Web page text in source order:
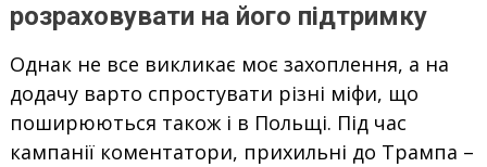
розраховувати на його підтримку
Однак не все викликає моє захоплення, а на
додачу варто спростувати різні міфи, що
поширюються також і в Польщі. Під час
кампанії коментатори, прихильні до Трампа –